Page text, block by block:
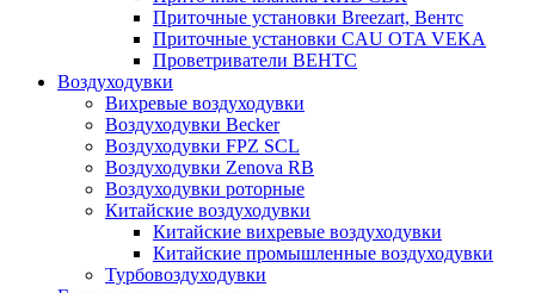
Приточные установки Breezart, Вентс
Приточные установки CAU OTA VEKA
Проветриватели ВЕНТС
Воздуходувки
Вихревые воздуходувки
Воздуходувки Becker
Воздуходувки FPZ SCL
Воздуходувки Zenova RB
Воздуходувки роторные
Китайские воздуходувки
Китайские вихревые воздуходувки
Китайские промышленные воздуходувки
Турбовоздуходувки